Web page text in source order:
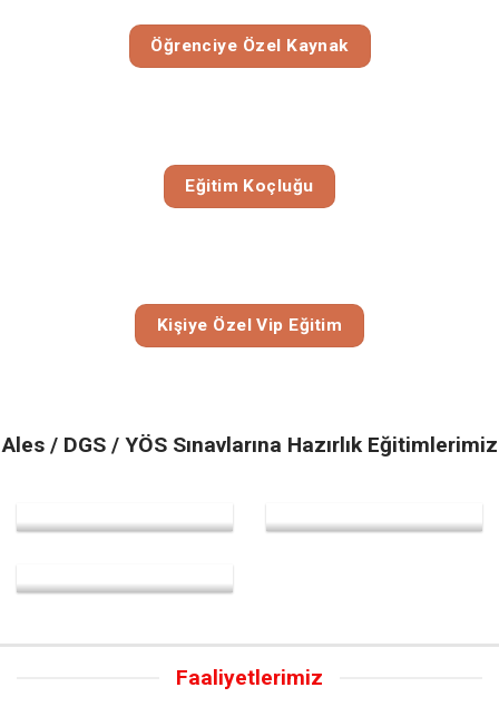
Öğrenciye Özel Kaynak
Eğitim Koçluğu
Kişiye Özel Vip Eğitim
Ales / DGS / YÖS Sınavlarına Hazırlık Eğitimlerimiz
Faaliyetlerimiz